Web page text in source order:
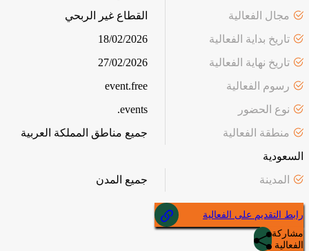
مجال الفعالية
القطاع غير الربحي
تاريخ بداية الفعالية
18/02/2026
تاريخ نهاية الفعالية
27/02/2026
رسوم الفعالية
event.free
نوع الحضور
events.
منطقة الفعالية
جميع مناطق المملكة العربية
السعودية
المدينة
جميع المدن
رابط التقديم على الفعالية
مشاركة
الفعالية